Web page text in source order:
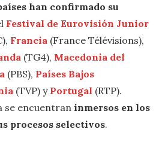
han confirmado su
Festival de Eurovisión Junior
Francia (France Télévisions),
(TG4), Macedonia del
(PBS), Países Bajos
(TVP) y Portugal (RTP).
se encuentran inmersos en los
procesos selectivos.